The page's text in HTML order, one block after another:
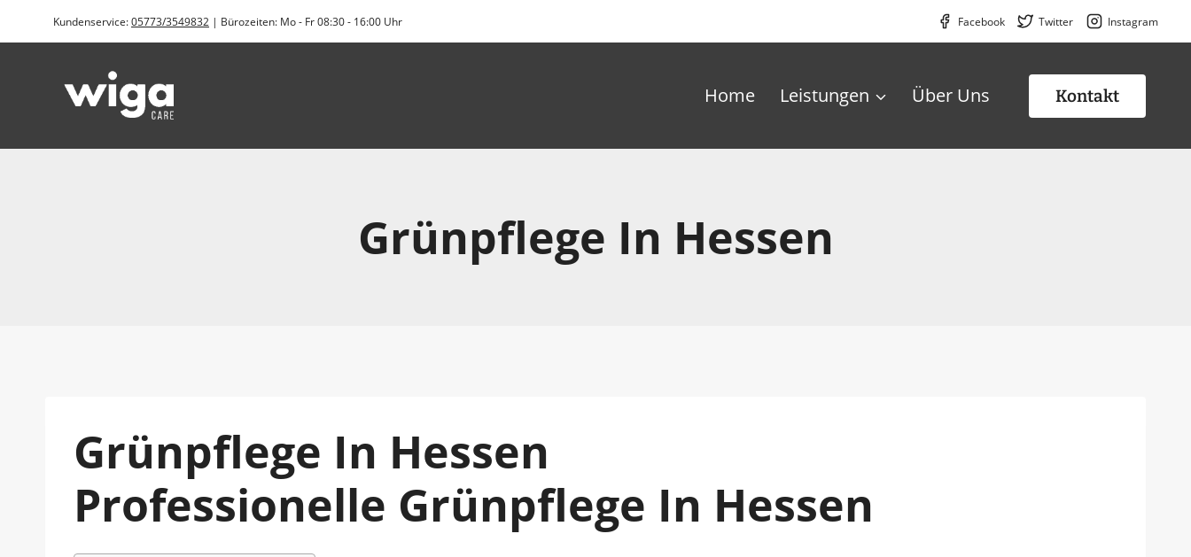
Kundenservice:05773/3549832 | Bürozeiten: Mo - Fr 08:30 - 16:00 Uhr Facebook Twitter Instagram
Home Leistungen Über Uns Kontakt
Grünpflege In Hessen
Grünpflege In Hessen
Professionelle Grünpflege In Hessen